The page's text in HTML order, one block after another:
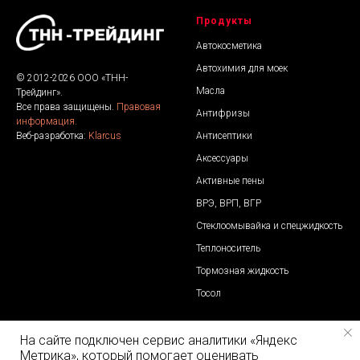
© 2012-2026 ООО «ТНН-
Трейдинг».
Все права защищены. Правовая
информация.
Веб-разработка: Klarcus
Продукты
Автокосметика
Автохимия для моек
Масла
Антифризы
Антисептики
Аксессуары
Активные пены
ВРЭ, ВРП, ВГР
Стеклоомывайка и спецжидкость
Теплоноситель
Тормозная жидкость
Тосол
ООО «ТНН-Трейдинг» Телефоны:
На сайте подключен сервис аналитики «Яндекс
Метрика», который помогает оценивать